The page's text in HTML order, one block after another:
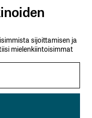
sijoittamisen ja
mielenkiintoisimmat